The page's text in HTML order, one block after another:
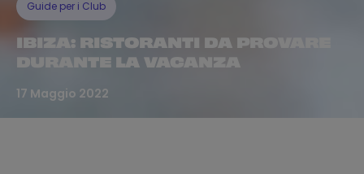
Guide per i Club
IBIZA: RISTORANTI DA PROVARE
DURANTE LA VACANZA
17 Maggio 2022